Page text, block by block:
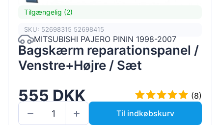
Tilgængelig (2)
SKU: 52698315 52698415
MITSUBISHI PAJERO PININ 1998-2007
Bagskærm reparationspanel /
Venstre+Højre / Sæt
555 DKK
(8)
Til indkøbskurv